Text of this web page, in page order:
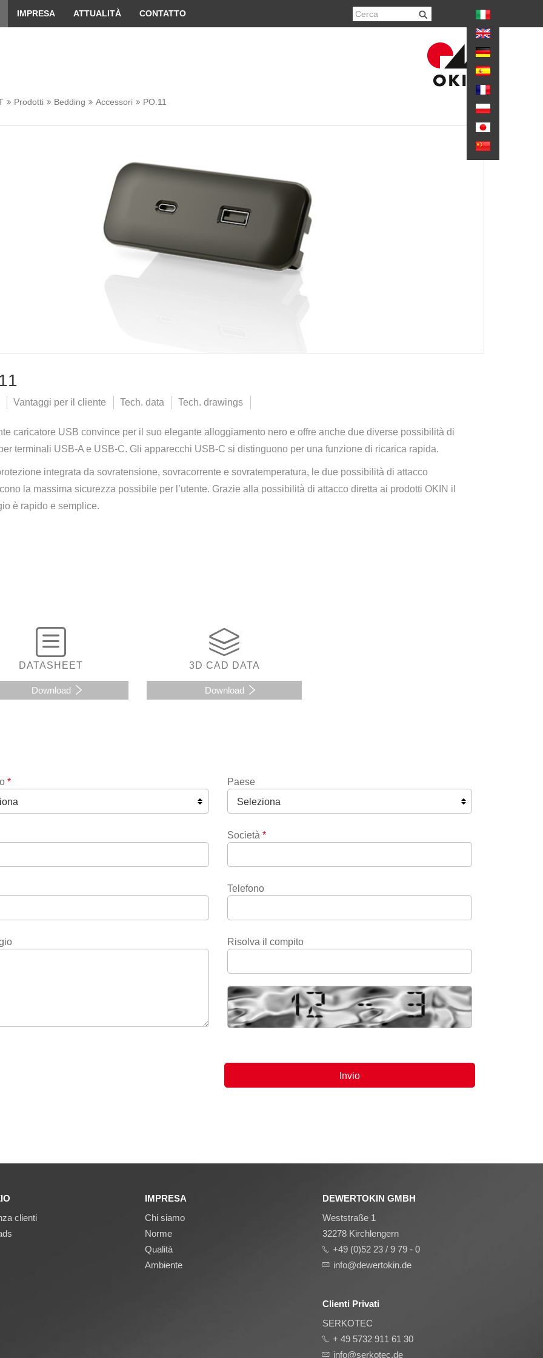
convenient version of this site
IMPRESA ATTUALITÀ CONTATTO
Prodotti Bedding Accessori PO.11
Vantaggi per il cliente Tech. data Tech. drawings
caricatore USB convince per il suo elegante alloggiamento nero e offre anche due diverse possibilità di
terminali USB-A e USB-C. Gli apparecchi USB-C si distinguono per una funzione di ricarica rapida.
integrata da sovratensione, sovracorrente e sovratemperatura, le due possibilità di attacco
la massima sicurezza possibile per l’utente. Grazie alla possibilità di attacco diretta ai prodotti OKIN il
è rapido e semplice.
DATASHEET
Download
3D CAD DATA
Download
* Paese
Società *
Telefono
Risolva il compito
clienti
IMPRESA
Chi siamo
Norme
Qualità
Ambiente
DEWERTOKIN GMBH
Weststraße 1
32278 Kirchlengern
+49 (0)52 23 / 9 79 - 0
info@dewertokin.de
Clienti Privati
SERKOTEC
+ 49 5732 911 61 30
info@serkotec.de